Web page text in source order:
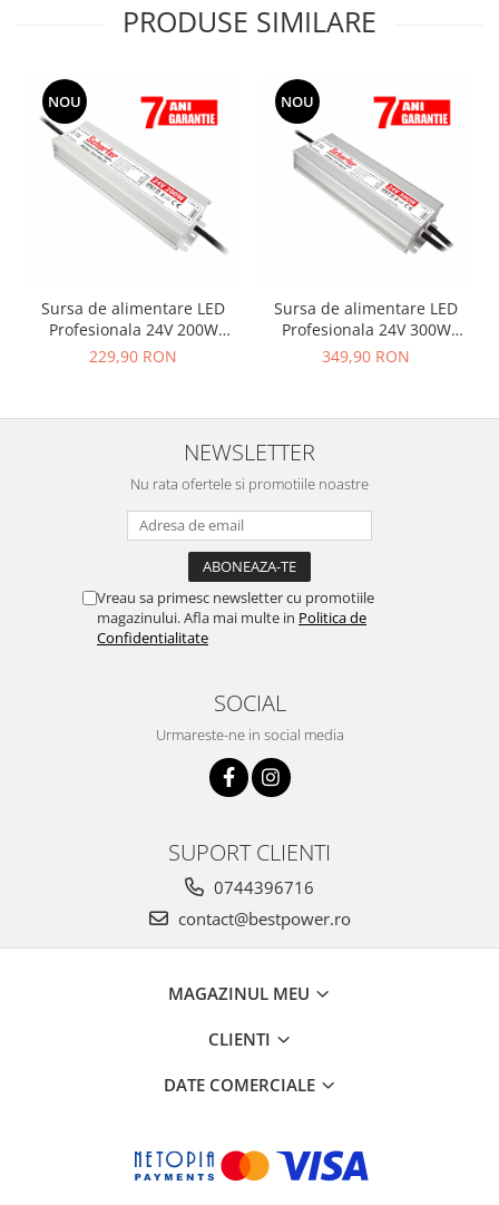
PRODUSE SIMILARE
NOU
Sursa de alimentare LED
Profesionala 24V 200W
SCHARFER
229,90 RON
NOU
Sursa de alimentare LED
Profesionala 24V 300W
SCHARFER
349,90 RON
NEWSLETTER
Nu rata ofertele si promotiile noastre
Vreau sa primesc newsletter cu promotiile
magazinului. Afla mai multe in Politica de
Confidentialitate
SOCIAL
Urmareste-ne in social media
SUPORT CLIENTI
0744396716
contact@bestpower.ro
MAGAZINUL MEU
CLIENTI
DATE COMERCIALE